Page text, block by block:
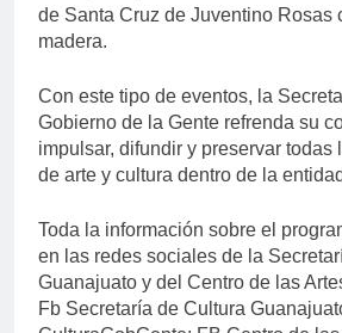
de Santa Cruz de Juventino Rosas
madera.
Con este tipo de eventos, la
Gobierno de la Gente refrenda su
impulsar, difundir y preservar todas
de arte y cultura dentro de la
Toda la información sobre el
en las redes sociales de la
Guanajuato y del Centro de las
Fb Secretaría de Cultura